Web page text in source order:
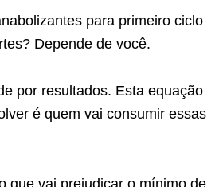
para primeiro ciclo
Depende de você.
por resultados. Esta equação
é quem vai consumir essas
que vai prejudicar o mínimo de